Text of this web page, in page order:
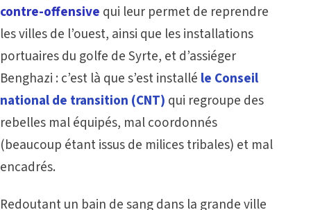
contre-offensive qui leur permet de reprendre
les villes de l’ouest, ainsi que les installations
portuaires du golfe de Syrte, et d’assiéger
Benghazi : c’est là que s’est installé le Conseil
national de transition (CNT) qui regroupe des
rebelles mal équipés, mal coordonnés
(beaucoup étant issus de milices tribales) et mal
encadrés.
Redoutant un bain de sang dans la grande ville